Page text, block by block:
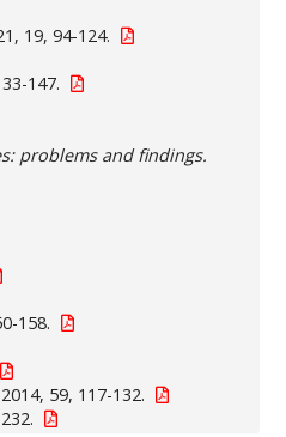
19, 94-124.
147.
problems and findings.
158.
59, 117-132.